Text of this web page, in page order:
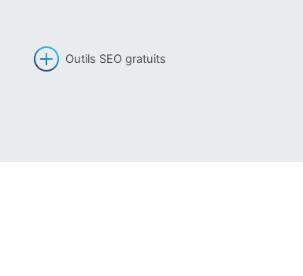
Outils SEO gratuits